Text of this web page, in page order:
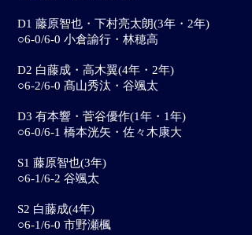
D1 藤原智也・下村亮太朗(3年・2年)
○6-0/6-0 小倉諭行・林穂高
D2 白藤成・高木翼(4年・2年)
○6-2/6-0 髙山秀汰・谷颯太
D3 有本響・菅谷優作(1年・1年)
○6-0/6-1 橋本洸矢・佐々木康大
S1 藤原智也(3年)
○6-1/6-2 谷颯太
S2 白藤成(4年)
○6-1/6-0 市野瀬楓